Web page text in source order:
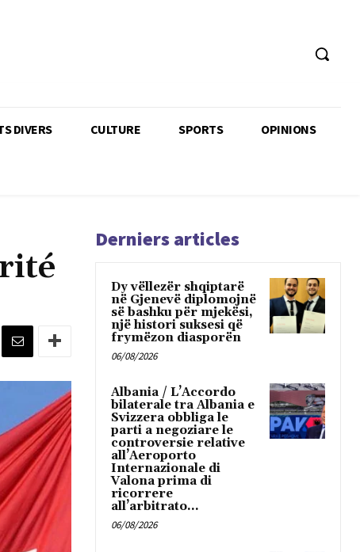
DIVERS CULTURE SPORTS OPINIONS
Derniers articles
Dy vëllezër shqiptarë
në Gjenevë diplomojnë
së bashku për mjekësi,
një histori suksesi që
frymëzon diasporën
06/08/2026
Albania / L’Accordo
bilaterale tra Albania e
Svizzera obbliga le
parti a negoziare le
controversie relative
all’Aeroporto
Internazionale di
Valona prima di
ricorrere
all’arbitrato...
06/08/2026